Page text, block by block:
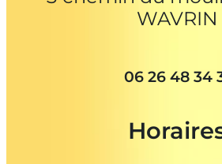
WAVRIN
06 26 48 34